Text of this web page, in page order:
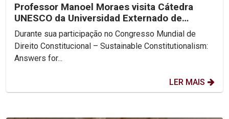
Professor Manoel Moraes visita Cátedra
UNESCO da Universidad Externado de
Colombia
Durante sua participação no Congresso Mundial de
Direito Constitucional – Sustainable Constitutionalism:
Answers for...
LER MAIS